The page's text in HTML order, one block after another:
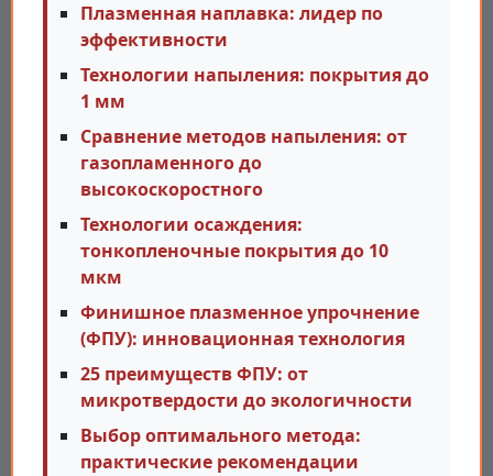
Плазменная наплавка: лидер по
эффективности
Технологии напыления: покрытия до
1 мм
Сравнение методов напыления: от
газопламенного до
высокоскоростного
Технологии осаждения:
тонкопленочные покрытия до 10
мкм
Финишное плазменное упрочнение
(ФПУ): инновационная технология
25 преимуществ ФПУ: от
микротвердости до экологичности
Выбор оптимального метода:
практические рекомендации